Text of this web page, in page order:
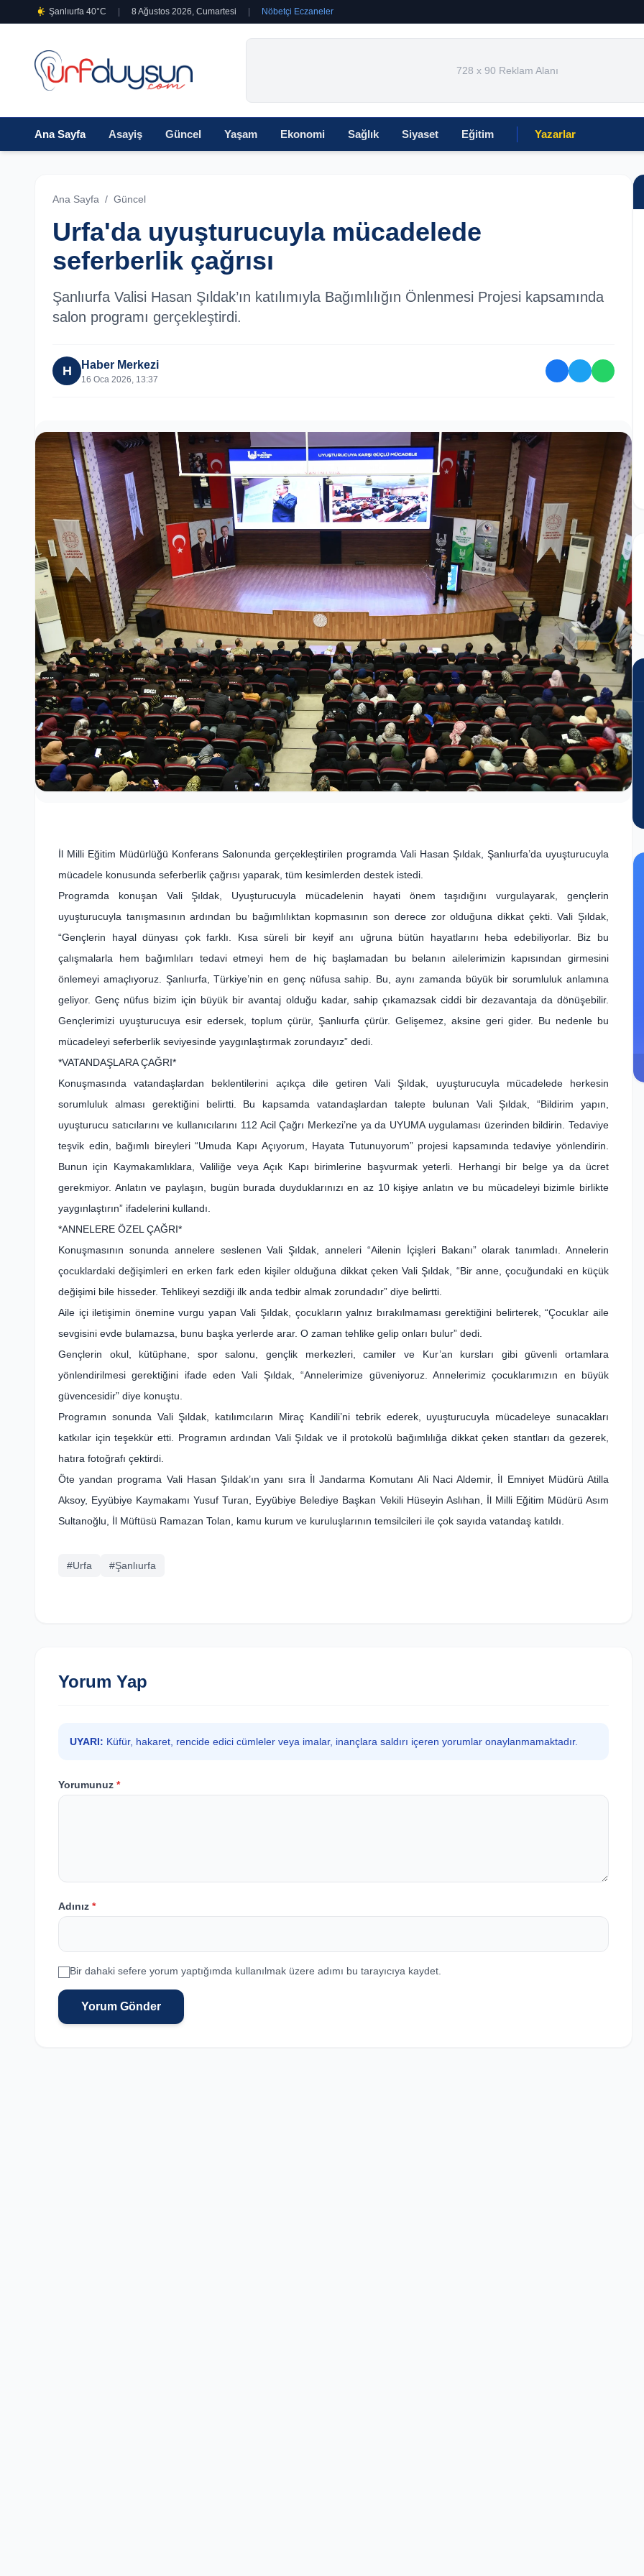
Şanlıurfa 40°C 8 Ağustos 2026, Cumartesi Nöbetçi Eczaneler
728 x 90 Reklam Alanı
Ana Sayfa Asayiş Güncel Yaşam Ekonomi Sağlık Siyaset Eğitim Yazarlar
Ana Sayfa / Güncel
Urfa'da uyuşturucuyla mücadelede
seferberlik çağrısı
Şanlıurfa Valisi Hasan Şıldak’ın katılımıyla Bağımlılığın Önlenmesi Projesi kapsamında
salon programı gerçekleştirdi.
H Haber Merkezi
16 Oca 2026, 13:37
İl Milli Eğitim Müdürlüğü Konferans Salonunda gerçekleştirilen programda Vali Hasan Şıldak, Şanlıurfa’da uyuşturucuyla
mücadele konusunda seferberlik çağrısı yaparak, tüm kesimlerden destek istedi.
Programda konuşan Vali Şıldak, Uyuşturucuyla mücadelenin hayati önem taşıdığını vurgulayarak, gençlerin
uyuşturucuyla tanışmasının ardından bu bağımlılıktan kopmasının son derece zor olduğuna dikkat çekti. Vali Şıldak,
“Gençlerin hayal dünyası çok farklı. Kısa süreli bir keyif anı uğruna bütün hayatlarını heba edebiliyorlar. Biz bu
çalışmalarla hem bağımlıları tedavi etmeyi hem de hiç başlamadan bu belanın ailelerimizin kapısından girmesini
önlemeyi amaçlıyoruz. Şanlıurfa, Türkiye’nin en genç nüfusa sahip. Bu, aynı zamanda büyük bir sorumluluk anlamına
geliyor. Genç nüfus bizim için büyük bir avantaj olduğu kadar, sahip çıkamazsak ciddi bir dezavantaja da dönüşebilir.
Gençlerimizi uyuşturucuya esir edersek, toplum çürür, Şanlıurfa çürür. Gelişemez, aksine geri gider. Bu nedenle bu
mücadeleyi seferberlik seviyesinde yaygınlaştırmak zorundayız” dedi.
*VATANDAŞLARA ÇAĞRI*
Konuşmasında vatandaşlardan beklentilerini açıkça dile getiren Vali Şıldak, uyuşturucuyla mücadelede herkesin
sorumluluk alması gerektiğini belirtti. Bu kapsamda vatandaşlardan talepte bulunan Vali Şıldak, “Bildirim yapın,
uyuşturucu satıcılarını ve kullanıcılarını 112 Acil Çağrı Merkezi’ne ya da UYUMA uygulaması üzerinden bildirin. Tedaviye
teşvik edin, bağımlı bireyleri “Umuda Kapı Açıyorum, Hayata Tutunuyorum” projesi kapsamında tedaviye yönlendirin.
Bunun için Kaymakamlıklara, Valiliğe veya Açık Kapı birimlerine başvurmak yeterli. Herhangi bir belge ya da ücret
gerekmiyor. Anlatın ve paylaşın, bugün burada duyduklarınızı en az 10 kişiye anlatın ve bu mücadeleyi bizimle birlikte
yaygınlaştırın” ifadelerini kullandı.
*ANNELERE ÖZEL ÇAĞRI*
Konuşmasının sonunda annelere seslenen Vali Şıldak, anneleri “Ailenin İçişleri Bakanı” olarak tanımladı. Annelerin
çocuklardaki değişimleri en erken fark eden kişiler olduğuna dikkat çeken Vali Şıldak, “Bir anne, çocuğundaki en küçük
değişimi bile hisseder. Tehlikeyi sezdiği ilk anda tedbir almak zorundadır” diye belirtti.
Aile içi iletişimin önemine vurgu yapan Vali Şıldak, çocukların yalnız bırakılmaması gerektiğini belirterek, “Çocuklar aile
sevgisini evde bulamazsa, bunu başka yerlerde arar. O zaman tehlike gelip onları bulur” dedi.
Gençlerin okul, kütüphane, spor salonu, gençlik merkezleri, camiler ve Kur’an kursları gibi güvenli ortamlara
yönlendirilmesi gerektiğini ifade eden Vali Şıldak, “Annelerimize güveniyoruz. Annelerimiz çocuklarımızın en büyük
güvencesidir” diye konuştu.
Programın sonunda Vali Şıldak, katılımcıların Miraç Kandili’ni tebrik ederek, uyuşturucuyla mücadeleye sunacakları
katkılar için teşekkür etti. Programın ardından Vali Şıldak ve il protokolü bağımlılığa dikkat çeken stantları da gezerek,
hatıra fotoğrafı çektirdi.
Öte yandan programa Vali Hasan Şıldak’ın yanı sıra İl Jandarma Komutanı Ali Naci Aldemir, İl Emniyet Müdürü Atilla
Aksoy, Eyyübiye Kaymakamı Yusuf Turan, Eyyübiye Belediye Başkan Vekili Hüseyin Aslıhan, İl Milli Eğitim Müdürü Asım
Sultanoğlu, İl Müftüsü Ramazan Tolan, kamu kurum ve kuruluşlarının temsilcileri ile çok sayıda vatandaş katıldı.
#Urfa #Şanlıurfa
Yorum Yap
UYARI: Küfür, hakaret, rencide edici cümleler veya imalar, inançlara saldırı içeren yorumlar onaylanmamaktadır.
Yorumunuz *
Adınız *
Bir dahaki sefere yorum yaptığımda kullanılmak üzere adımı bu tarayıcıya kaydet.
Yorum Gönder